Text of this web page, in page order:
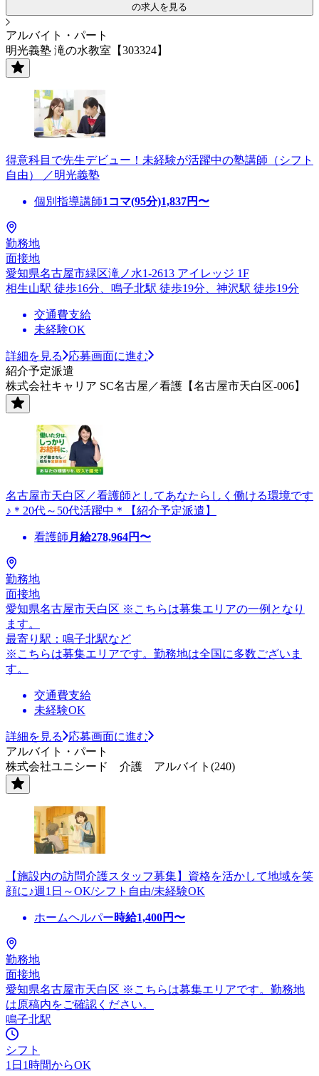
の求人を見る
アルバイト・パート
明光義塾 滝の水教室【303324】
得意科目で先生デビュー！未経験が活躍中の塾講師（シフト
自由） ／明光義塾
個別指導講師1コマ(95分)1,837円〜
勤務地
面接地
愛知県名古屋市緑区滝ノ水1-2613 アイレッジ 1F
相生山駅 徒歩16分、鳴子北駅 徒歩19分、神沢駅 徒歩19分
交通費支給
未経験OK
詳細を見る
応募画面に進む
紹介予定派遣
株式会社キャリア SC名古屋／看護【名古屋市天白区-006】
名古屋市天白区／看護師としてあなたらしく働ける環境です
♪＊20代～50代活躍中＊【紹介予定派遣】
看護師 月給278,964円〜
勤務地
面接地
愛知県名古屋市天白区 ※こちらは募集エリアの一例となり
ます。
最寄り駅：鳴子北駅など
※こちらは募集エリアです。勤務地は全国に多数ございま
す。
交通費支給
未経験OK
詳細を見る
応募画面に進む
アルバイト・パート
株式会社ユニシード 介護 アルバイト(240)
【施設内の訪問介護スタッフ募集】資格を活かして地域を笑
顔に♪週1日～OK/シフト自由/未経験OK
ホームヘルパー時給1,400円〜
勤務地
面接地
愛知県名古屋市天白区 ※こちらは募集エリアです。勤務地
は原稿内をご確認ください。
鳴子北駅
シフト
1日1時間からOK